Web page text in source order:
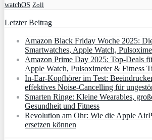
watchOS Zoll
Letzter Beitrag
Amazon Black Friday Woche 2025:
Smartwatches, Apple Watch,
Amazon Prime Day 2025: Top-Deals
Apple Watch, Pulsoximeter & Fitness
In-Ear-Kopfhörer im Test:
effektives Noise-Cancelling für
Smarten Ringe: Kleine Wearables,
Gesundheit und Fitness
Revolution am Ohr: Wie die Apple
ersetzen können